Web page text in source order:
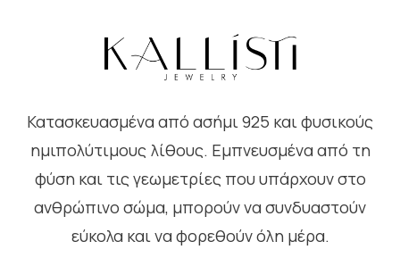
Κατασκευασμένα από ασήμι 925 και φυσικούς
ημιπολύτιμους λίθους. Εμπνευσμένα από τη
φύση και τις γεωμετρίες που υπάρχουν στο
ανθρώπινο σώμα, μπορούν να συνδυαστούν
εύκολα και να φορεθούν όλη μέρα.